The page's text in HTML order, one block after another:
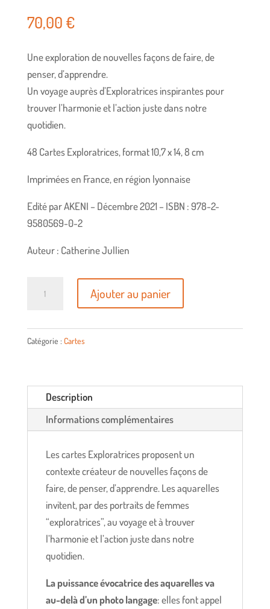
70,00 €
Une exploration de nouvelles façons de faire, de
penser, d’apprendre.
Un voyage auprès d’Exploratrices inspirantes pour
trouver l’harmonie et l’action juste dans notre
quotidien.
48 Cartes Exploratrices, format 10,7 x 14, 8 cm
Imprimées en France, en région lyonnaise
Edité par AKENI – Décembre 2021 – ISBN : 978-2-
9580569-0-2
Auteur : Catherine Jullien
Exploratrices
Ajouter au panier
Catégorie : Cartes
Description
Informations complémentaires
Les cartes Exploratrices proposent un
contexte créateur de nouvelles façons de
faire, de penser, d’apprendre. Les aquarelles
invitent, par des portraits de femmes
“exploratrices”, au voyage et à trouver
l’harmonie et l’action juste dans notre
quotidien.
La puissance évocatrice des aquarelles va
au-delà d’un photo langage: elles font appel